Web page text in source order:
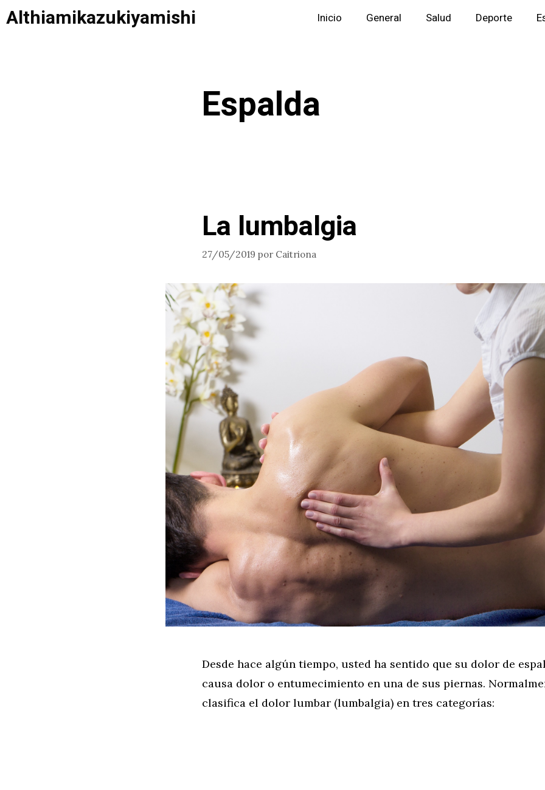
Saltar
alAlthiamikazukiyamishi Inicio General Salud Deporte
Espalda
La lumbalgia
27/05/2019 por Caitriona
Desde hace algún tiempo, usted ha sentido que su dolor de
causa dolor o entumecimiento en una de sus piernas.
clasifica el dolor lumbar (lumbalgia) en tres categorías: